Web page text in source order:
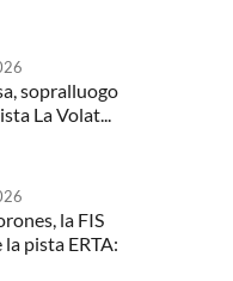
sopralluogo
La Volat...
la FIS
pista ERTA: